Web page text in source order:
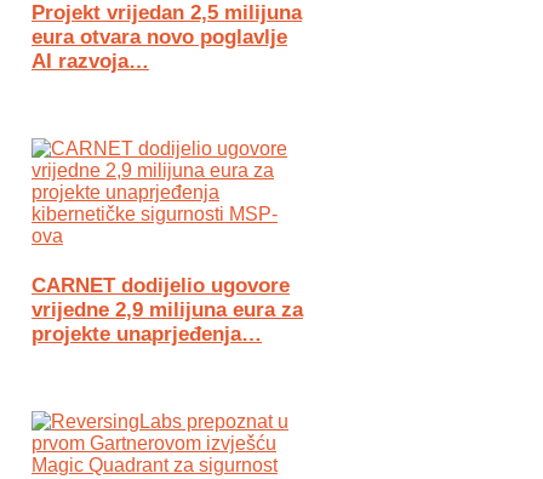
Projekt vrijedan 2,5 milijuna
eura otvara novo poglavlje
AI razvoja…
CARNET dodijelio ugovore
vrijedne 2,9 milijuna eura za
projekte unaprjeđenja…